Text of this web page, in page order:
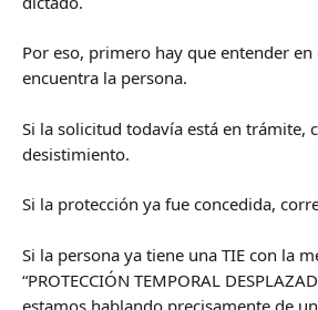
Por eso, primero hay que entender en
encuentra la persona.
Si la solicitud todavía está en trámite,
desistimiento.
Si la protección ya fue concedida,
Si la persona ya tiene una TIE con la
“PROTECCIÓN TEMPORAL
estamos hablando precisamente de